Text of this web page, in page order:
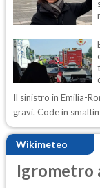
Il sinistro in Emilia-
gravi. Code in
Wikimeteo
Igrometro